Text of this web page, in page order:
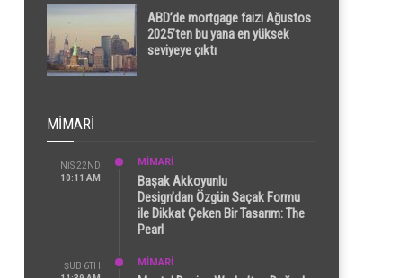
ABD’de mortgage faizi Ağustos
2025’ten bu yana en yüksek
seviyeye çıktı
MIMARI
NIS 22ND
10:11 AM
MİMARİ
Başak Akkoyunlu
Design’dan Özgün Saçak Formu
ile Dikkat Çeken Bir Tasarım: The
Pearl
ŞUB 6TH
MİMARİ